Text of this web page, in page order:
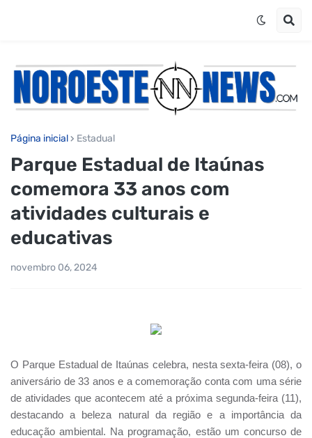
Página inicial Estadual
Parque Estadual de Itaúnas
comemora 33 anos com
atividades culturais e
educativas
novembro 06, 2024
O Parque Estadual de Itaúnas celebra, nesta sexta-feira (08), o
aniversário de 33 anos e a comemoração conta com uma série
de atividades que acontecem até a próxima segunda-feira (11),
destacando a beleza natural da região e a importância da
educação ambiental. Na programação, estão um concurso de